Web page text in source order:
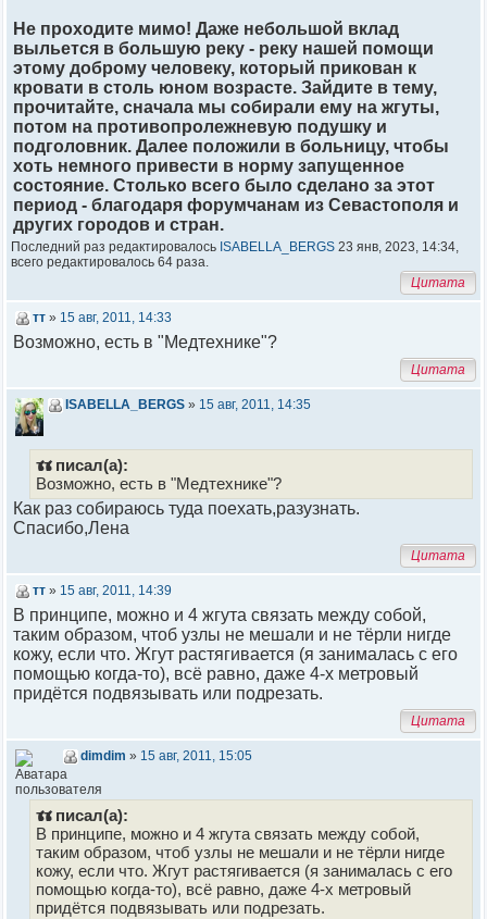
Не проходите мимо! Даже небольшой вклад
выльется в большую реку - реку нашей помощи
этому доброму человеку, который прикован к
кровати в столь юном возрасте. Зайдите в тему,
прочитайте, сначала мы собирали ему на жгуты,
потом на противопролежневую подушку и
подголовник. Далее положили в больницу, чтобы
хоть немного привести в норму запущенное
состояние. Столько всего было сделано за этот
период - благодаря форумчанам из Севастополя и
других городов и стран.
Последний раз редактировалось ISABELLA_BERGS 23 янв, 2023, 14:34,
всего редактировалось 64 раза.
Цитата
тт » 15 авг, 2011, 14:33
Возможно, есть в "Медтехнике"?
Цитата
ISABELLA_BERGS » 15 авг, 2011, 14:35
тт писал(а):
Возможно, есть в "Медтехнике"?
Как раз собираюсь туда поехать,разузнать.
Спасибо,Лена
Цитата
тт » 15 авг, 2011, 14:39
В принципе, можно и 4 жгута связать между собой,
таким образом, чтоб узлы не мешали и не тёрли нигде
кожу, если что. Жгут растягивается (я занималась с его
помощью когда-то), всё равно, даже 4-х метровый
придётся подвязывать или подрезать.
Цитата
dimdim » 15 авг, 2011, 15:05
тт писал(а):
В принципе, можно и 4 жгута связать между собой,
таким образом, чтоб узлы не мешали и не тёрли нигде
кожу, если что. Жгут растягивается (я занималась с его
помощью когда-то), всё равно, даже 4-х метровый
придётся подвязывать или подрезать.